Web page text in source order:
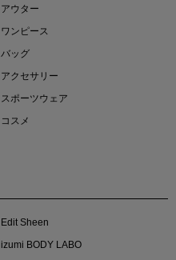
アウター
ワンピース
バッグ
アクセサリー
スポーツウェア
コスメ
Edit Sheen
izumi BODY LABO